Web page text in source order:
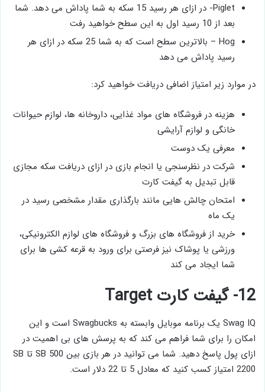
Piglet- در ازای هر رسید 15 سکه به شما پاداش می دهد. شما
بعد از 10 رسید اول به این سطح خواهید رفت
Hog – بالاترین سطح است که به شما 25 سکه در ازای هر
رسید پاداش می دهد
در موارد زیر امتیاز اضافی دریافت خواهید کرد:
هزینه در فروشگاه های مواد غذایی، داروخانه ها، لوازم حیوانات
خانگی و لوازم آرایشی
معرفی یک دوست
شرکت در نظرسنجی یا انجام بازی در ازای دریافت سکه مجازی
قابل تبدیل به گیفت کارت
امتحان چالش هایی مانند بارگذاری مقدار مشخصی رسید در
یک ماه
خرید از فروشگاه های بزرگ و فروشگاه های لوازم الکترونیکی،
ورزشی یا پوشاک نیز فرصتی برای ورود به قرعه کشی ها برای
شما ایجاد می کند
12- گیفت کارت Target
Swag IQ یک برنامه موبایل وابسته به Swagbucks است و این
امکان را برای شما فراهم می کند که به پرسش های بی اهمیت در
ازای پول پاسخ دهید. شما می توانید در هر بازی بین SB 500 تا SB
2200 امتیاز کسب کنید که معادل 5 تا 22 دلار است.